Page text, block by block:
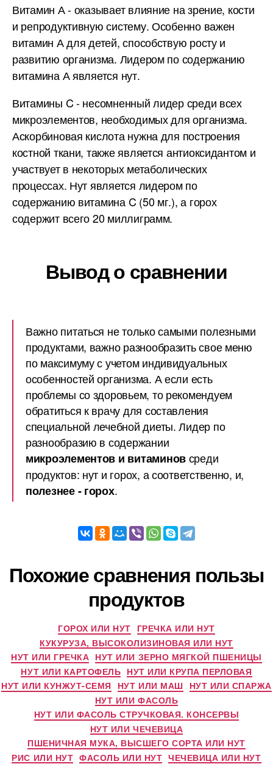
Витамин А - оказывает влияние на зрение, кости
и репродуктивную систему. Особенно важен
витамин А для детей, способствую росту и
развитию организма. Лидером по содержанию
витамина А является нут.
Витамины C - несомненный лидер среди всех
микроэлементов, необходимых для организма.
Аскорбиновая кислота нужна для построения
костной ткани, также является антиоксидантом и
участвует в некоторых метаболических
процессах. Нут является лидером по
содержанию витамина C (50 мг.), а горох
содержит всего 20 миллиграмм.
Вывод о сравнении
Важно питаться не только самыми полезными
продуктами, важно разнообразить свое меню
по максимуму с учетом индивидуальных
особенностей организма. А если есть
проблемы со здоровьем, то рекомендуем
обратиться к врачу для составления
специальной лечебной диеты. Лидер по
разнообразию в содержании
микроэлементов и витаминовсреди
продуктов: нут и горох, а соответственно, и,
полезнее - горох.
Похожие сравнения пользы
продуктов
ГОРОХ ИЛИ НУТ ГРЕЧКА ИЛИ НУТ
КУКУРУЗА, ВЫСОКОЛИЗИНОВАЯ ИЛИ НУТ
НУТ ИЛИ ГРЕЧКА НУТ ИЛИ ЗЕРНО МЯГКОЙ ПШЕНИЦЫ
НУТ ИЛИ КАРТОФЕЛЬ НУТ ИЛИ КРУПА ПЕРЛОВАЯ
НУТ ИЛИ КУНЖУТ-СЕМЯ НУТ ИЛИ МАШ НУТ ИЛИ СПАРЖА
НУТ ИЛИ ФАСОЛЬ
НУТ ИЛИ ФАСОЛЬ СТРУЧКОВАЯ. КОНСЕРВЫ
НУТ ИЛИ ЧЕЧЕВИЦА
ПШЕНИЧНАЯ МУКА, ВЫСШЕГО СОРТА ИЛИ НУТ
РИС ИЛИ НУТ ФАСОЛЬ ИЛИ НУТ ЧЕЧЕВИЦА ИЛИ НУТ